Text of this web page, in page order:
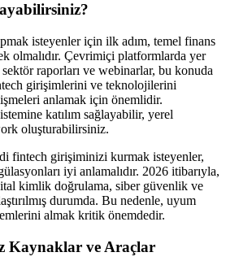
isteyenler için ilk adım, temel finans
olmalıdır. Çevrimiçi platformlarda yer
raporları ve webinarlar, bu konuda
girişimlerini ve teknolojilerini
anlamak için önemlidir.
katılım sağlayabilir, yerel
oluşturabilirsiniz.
fintech girişiminizi kurmak isteyenler,
iyi anlamalıdır. 2026 itibarıyla,
kimlik doğrulama, siber güvenlik ve
durumda. Bu nedenle, uyum
almak kritik önemdedir.
Kaynaklar ve Araçlar